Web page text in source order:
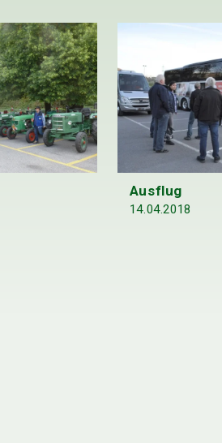
Ausflug
14.04.2018